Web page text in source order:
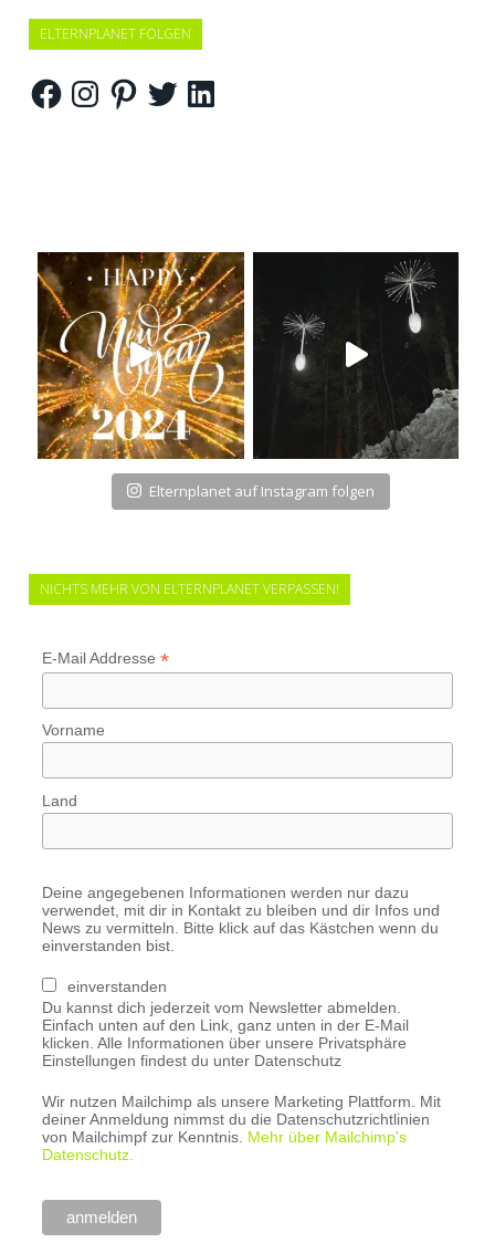
ELTERNPLANET FOLGEN
FacebookInstagramPinterestTwitterLinkedIn
Elternplanet auf Instagram folgen
NICHTS MEHR VON ELTERNPLANET VERPASSEN!
E-Mail Addresse *
Vorname
Land
Deine angegebenen Informationen werden nur dazu
verwendet, mit dir in Kontakt zu bleiben und dir Infos und
News zu vermitteln. Bitte klick auf das Kästchen wenn du
einverstanden bist.
einverstanden
Du kannst dich jederzeit vom Newsletter abmelden.
Einfach unten auf den Link, ganz unten in der E-Mail
klicken. Alle Informationen über unsere Privatsphäre
Einstellungen findest du unter Datenschutz
Wir nutzen Mailchimp als unsere Marketing Plattform. Mit
deiner Anmeldung nimmst du die Datenschutzrichtlinien
von Mailchimpf zur Kenntnis. Mehr über Mailchimp's
Datenschutz.